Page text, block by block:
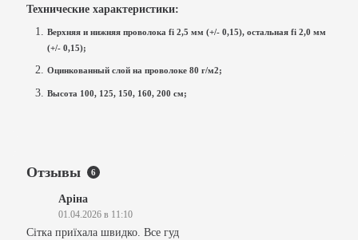
Технические характеристики:
Верхняя и нижняя проволока fi 2,5 мм (+/- 0,15), остальная fi 2,0 мм
(+/- 0,15);
Оцинкованный слой на проволоке 80 г/м2;
Высота 100, 125, 150, 160, 200 см;
Отзывы 6
Аріна
01.04.2026 в 11:10
Сітка приїхала швидко. Все гуд